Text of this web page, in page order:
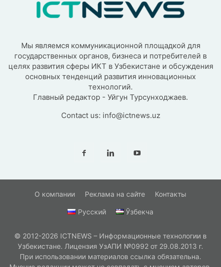
Мы являемся коммуникационной площадкой для
государственных органов, бизнеса и потребителей в
целях развития сферы ИКТ в Узбекистане и обсуждения
основных тенденций развития инновационных
технологий.
Главный редактор - Уйгун Турсунходжаев.
Contact us: info@ictnews.uz
О компании Реклама на сайте Контакты
Русский Ўзбекча
© 2012-2026 ICTNEWS – Информационные технологии в
Узбекистане. Лицензия УзАПИ №0992 от 29.08.2013 г.
При использовании материалов ссылка обязательна.